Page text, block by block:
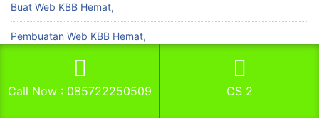
Buat Web KBB Hemat,
Pembuatan Web KBB Hemat,
Jasa Web KBB Hemat,
Bikin Web Kabupaten Bandung Hemat,
Call Now : 085722250509 CS 2